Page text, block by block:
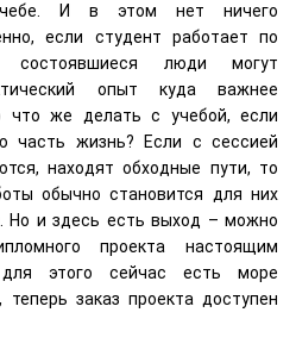
И в этом нет ничего
если студент работает по
состоявшиеся люди могут
опыт куда важнее
что же делать с учебой, если
часть жизнь? Если с сессией
находят обходные пути, то
обычно становится для них
Но и здесь есть выход – можно
проекта настоящим
для этого сейчас есть море
заказ проекта доступен